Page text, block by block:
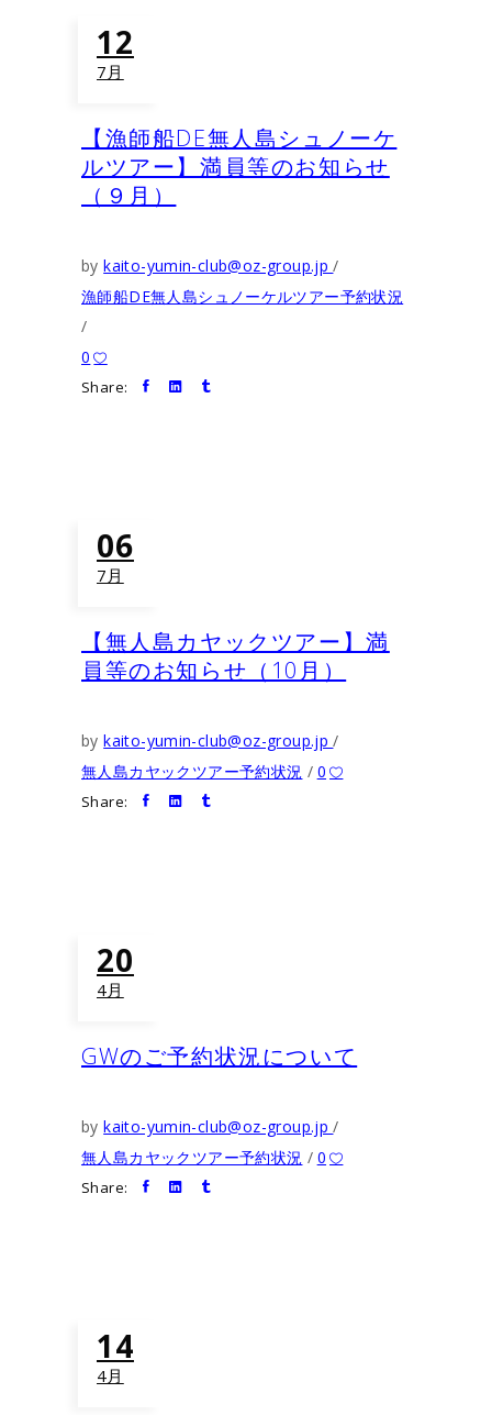
12
7月
【漁師船DE無人島シュノーケ
ルツアー】満員等のお知らせ
（９月）
bykaito-yumin-club@oz-group.jp
漁師船DE無人島シュノーケルツアー予約状況
0
Share:
06
7月
【無人島カヤックツアー】満
員等のお知らせ（10月）
bykaito-yumin-club@oz-group.jp
無人島カヤックツアー予約状況
0
Share:
20
4月
GWのご予約状況について
bykaito-yumin-club@oz-group.jp
無人島カヤックツアー予約状況
0
Share:
14
4月